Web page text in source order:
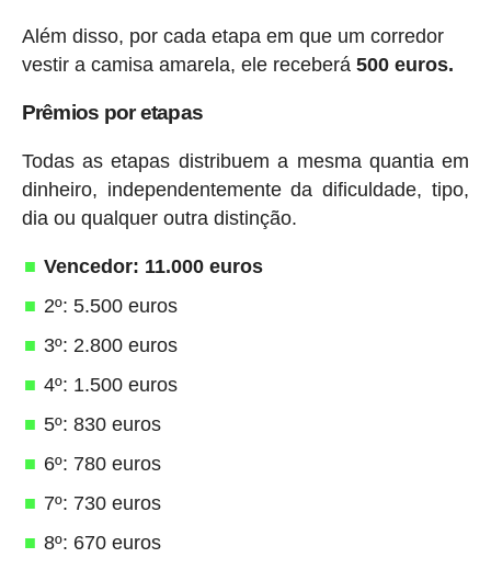
Além disso, por cada etapa em que um corredor
vestir a camisa amarela, ele receberá 500 euros.
Prêmios por etapas
Todas as etapas distribuem a mesma quantia em
dinheiro, independentemente da dificuldade, tipo,
dia ou qualquer outra distinção.
Vencedor: 11.000 euros
2º: 5.500 euros
3º: 2.800 euros
4º: 1.500 euros
5º: 830 euros
6º: 780 euros
7º: 730 euros
8º: 670 euros